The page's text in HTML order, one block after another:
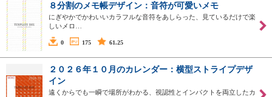
８分割のメモ帳デザイン：音符が可愛いメモ
にぎやかでかわいいカラフルな音符をあしらった、見ているだけで楽
しいメロ…
0 175 61.25
２０２６年１０月のカレンダー：横型ストライプデザ
イン
遠くからでも一瞬で場所がわかる、視認性とインパクトを両立したカ